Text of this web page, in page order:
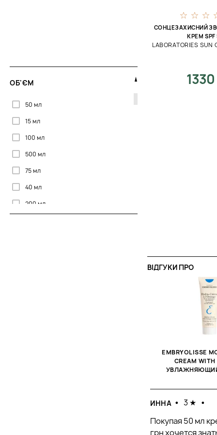
Tizo
ОБ'ЄМ
50 мл
15 мл
100 мл
500 мл
75 мл
40 мл
200 мл
СОНЦЕЗАХИСНИЙ
КРЕМ SPF
LABORATORIES SUN
ВІДГУКИ ПРО
EMBRYOLISSE
CREAM WITH
ИННА • 3 ★ •
Покупая 50 мл
грн хочется